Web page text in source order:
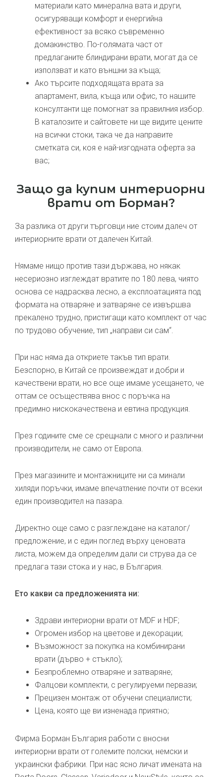
материали като минерална вата и други,
осигуряващи комфорт и енергийна
ефективност за всяко съвременно
домакинство. По-голямата част от
предлаганите блиндирани врати, могат да се
използват и като външни за къща;
Ако търсите подходящата врата за
апартамент, вила, къща или офис, то нашите
консултанти ще помогнат за правилния избор.
В каталозите и сайтовете ни ще видите цените
на всички стоки, така че да направите
сметката си, коя е най-изгодната оферта за
вас;
Защо да купим интериорни
врати от Борман?
За разлика от други търговци ние стоим далеч от
интериорните врати от далечен Китай.
Нямаме нищо против тази държава, но някак
несериозно изглеждат вратите по 180 лева, чиято
основа се надрасква лесно, а експлоатацията под
формата на отваряне и затваряне се извършва
прекалено трудно, пристигащи като комплект от час
по трудово обучение, тип „направи си сам“.
При нас няма да откриете такъв тип врати.
Безспорно, в Китай се произвеждат и добри и
качествени врати, но все още имаме усещането, че
оттам се осъществява внос с поръчка на
предимно нискокачествена и евтина продукция.
През годините сме се срещнали с много и различни
производители, не само от Европа.
През магазините и монтажниците ни са минали
хиляди поръчки, имаме впечатление почти от всеки
един производител на пазара.
Директно още само с разглеждане на каталог/
предложение, и с един поглед върху ценовата
листа, можем да определим дали си струва да се
предлага тази стока и у нас, в България.
Ето какви са предложенията ни:
Здрави интериорни врати от MDF и HDF;
Огромен избор на цветове и декорации;
Възможност за покупка на комбинирани
врати (дърво + стъкло);
Безпроблемно отваряне и затваряне;
Фалцови комплекти, с регулируеми первази;
Прецизен монтаж от обучени специалисти;
Цена, която ще ви изненада приятно;
Фирма Борман България работи с вносни
интериорни врати от големите полски, немски и
украински фабрики. При нас ясно личат имената на